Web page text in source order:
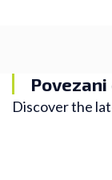
Povezani
Discover the